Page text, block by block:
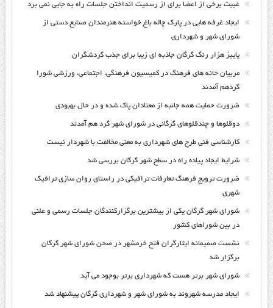
غیبت برخی از اعضا برای از رسمیت انداختن جلسات راه به جایی نمی برد
ایجاد غرفه هایی در پارک چاله باغ خواسته هنرمندان صنایع دستی از
شورای شهر و شهرداری
پاییز هزار رنگ گرگان جاذبه ای زیبا برای جذب گردشگران
مربیان خانه های فرهنگ در کمیسیون فرهنگی، اجتماعی، ورزشی شورا
گردهم آمدند
ضرورت حمایت همه جانبه از معتادان پاک شده و در حال بهبودی
دوقلوها و چندقلوهای گرگانی در شورای شهر گرد هم آمدند
کارشناسی فنی طرح های شهرداری به معنی مخالفت با شهردار نیست
شرایط ایجاد پیاده راه در سطح شهر گرگان بررسی شد
ضرورت ترویج فرهنگ تعارفات ترافیکی در راستای روان سازی ترافیک
شهری
شورای شهر گرگان یکی از بیشترین برگزارکنندگان جلسات رسمی و علنی
در بین شوراهای کشور
نشست صمیمانه ایثارگران فتح خرمشهر در صحن شورای شهر گرگان
برگزار شد
شورای شهر برتر هست که شهرداری برتر بوجود می آید
ایجاد مدرسه شهروند به شورای شهر و شهرداری گرگان پیشنهاد شد